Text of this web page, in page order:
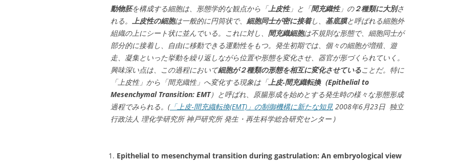
動物胚を構成する細胞は、形態学的な観点から「上皮性」と「間充織性」の２種類に大別さ
れる。 上皮性の細胞は一般的に円筒状で、 細胞同士が密に接着し、 基底膜と呼ばれる細胞外
組織の上にシート状に並んでいる。これに対し、 間充織細胞は不規則な形態で、細胞同士が
部分的に接着し、自由に移動できる運動性をもつ。発生初期では、個々の細胞が増殖、遊
走、凝集といった挙動を繰り返しながら位置や形態を変化させ、器官が形づくられていく。
興味深い点は、この過程において細胞が２種類の形態を相互に変化させていることだ。特に
「上皮性」から「間充織性」へ変化する現象は「上皮‐間充織転換（Epithelial to
Mesenchymal Transition: EMT）と呼ばれ、原腸形成を始めとする発生時の様々な形態形成
過程でみられる。(「上皮‐間充織転換(EMT)」の制御機構に新たな知見 2008年6月23日 独立
行政法人 理化学研究所 神戸研究所 発生・再生科学総合研究センター )
Epithelial to mesenchymal transition during gastrulation: An embryological view